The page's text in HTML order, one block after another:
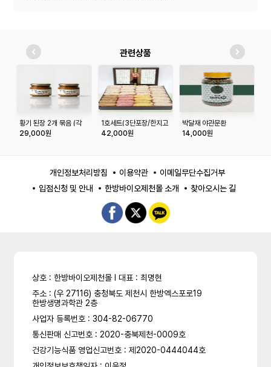
관련상품
황기 된장 2개 묶음 (각
500g)
29,000원
1호세트(3단포장/한지고
급상자)
42,000원
박달재 야관문환
14,000원
개인정보처리방침 이용약관
이메일무단수집거부
입점신청 및 안내
한방바이오제천몰 소개 찾아오시는 길
상호 : 한방바이오제천몰 l 대표 : 최명현
주소 : (우 27116) 충청북도 제천시 한방엑스포로19
한방생명과학관 2층
사업자 등록번호 : 304-82-06770
통신판매 신고번호 : 2020-충북제천-0009호
건강기능식품 영업신고번호 : 제2020-0444044호